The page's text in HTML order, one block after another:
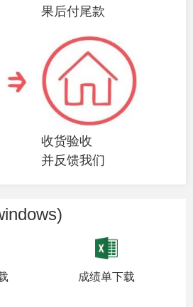
果后付尾款
收货验收
并反馈我们
成绩单下载